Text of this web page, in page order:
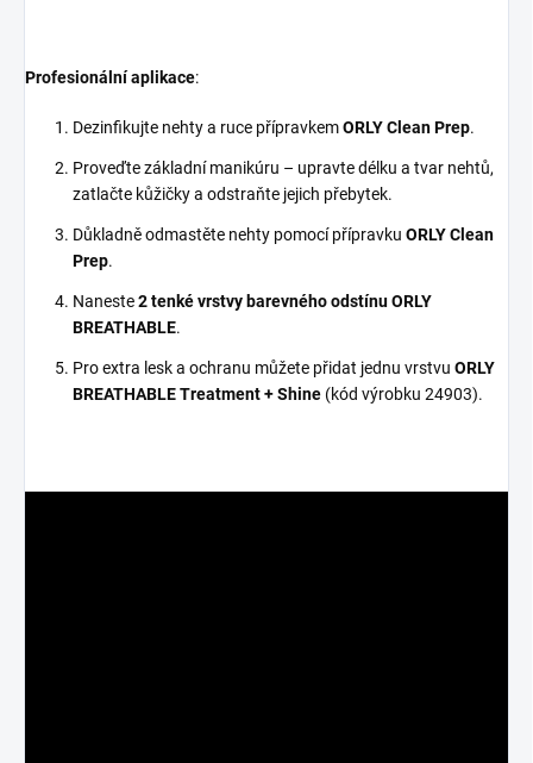
Profesionální aplikace:
Dezinfikujte nehty a ruce přípravkemORLY Clean Prep.
Proveďte základní manikúru – upravte délku a tvar nehtů,
zatlačte kůžičky a odstraňte jejich přebytek.
Důkladně odmastěte nehty pomocí přípravku ORLY Clean
Prep.
Naneste2 tenké vrstvy barevného odstínu ORLY
BREATHABLE.
Pro extra lesk a ochranu můžete přidat jednu vrstvu ORLY
BREATHABLE Treatment + Shine (kód výrobku 24903).